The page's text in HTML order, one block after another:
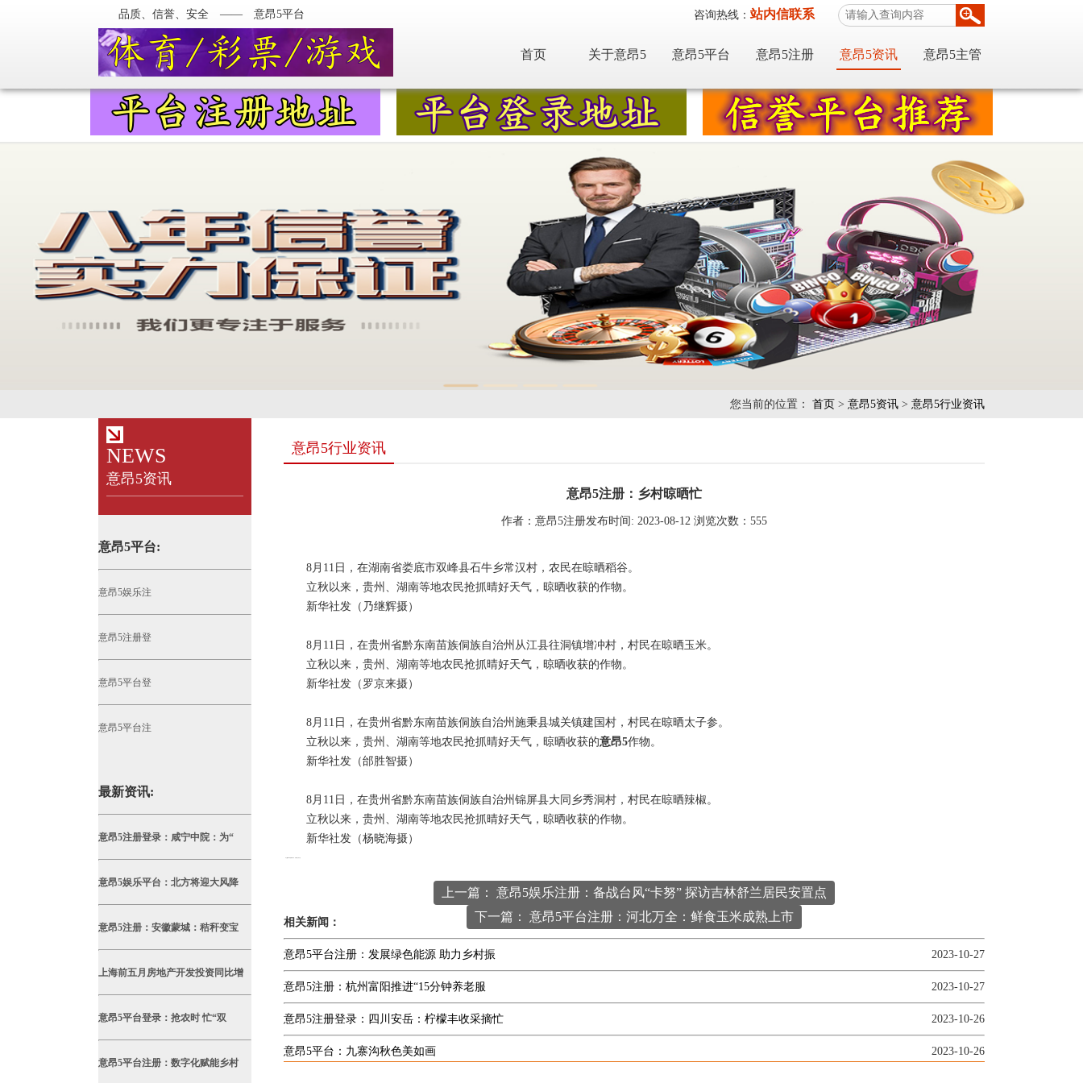
品质、信誉、安全 —— 意昂5平台 咨询热线：站内信联系
首页 关于意昂5 意昂5平台 意昂5注册 意昂5资讯 意昂5主管
您当前的位置： 首页 > 意昂5资讯 > 意昂5行业资讯
NEWS
意昂5资讯
意昂5平台:
意昂5娱乐注
意昂5注册登
意昂5平台登
意昂5平台注
最新资讯:
意昂5注册登录：咸宁中院：为“
意昂5娱乐平台：北方将迎大风降
意昂5注册：安徽蒙城：秸秆变宝
上海前五月房地产开发投资同比增
意昂5平台登录：抢农时 忙“双
意昂5平台注册：数字化赋能乡村
意昂5行业资讯
意昂5注册：乡村晾晒忙
作者：意昂5注册发布时间: 2023-08-12 浏览次数： 555
8月11日，在湖南省娄底市双峰县石牛乡常汉村，农民在晾晒稻谷。
立秋以来，贵州、湖南等地农民抢抓晴好天气，晾晒收获的作物。
新华社发（乃继辉摄）
8月11日，在贵州省黔东南苗族侗族自治州从江县往洞镇增冲村，村民在晾晒玉米。
立秋以来，贵州、湖南等地农民抢抓晴好天气，晾晒收获的作物。
新华社发（罗京来摄）
8月11日，在贵州省黔东南苗族侗族自治州施秉县城关镇建国村，村民在晾晒太子参。
立秋以来，贵州、湖南等地农民抢抓晴好天气，晾晒收获的意昂5作物。
新华社发（邰胜智摄）
8月11日，在贵州省黔东南苗族侗族自治州锦屏县大同乡秀洞村，村民在晾晒辣椒。
立秋以来，贵州、湖南等地农民抢抓晴好天气，晾晒收获的作物。
新华社发（杨晓海摄）
上一篇： 意昂5娱乐注册：备战台风“卡努” 探访吉林舒兰居民安置点
下一篇： 意昂5平台注册：河北万全：鲜食玉米成熟上市
相关新闻：
意昂5平台注册：发展绿色能源 助力乡村振 2023-10-27
意昂5注册：杭州富阳推进“15分钟养老服 2023-10-27
意昂5注册登录：四川安岳：柠檬丰收采摘忙 2023-10-26
意昂5平台：九寨沟秋色美如画 2023-10-26